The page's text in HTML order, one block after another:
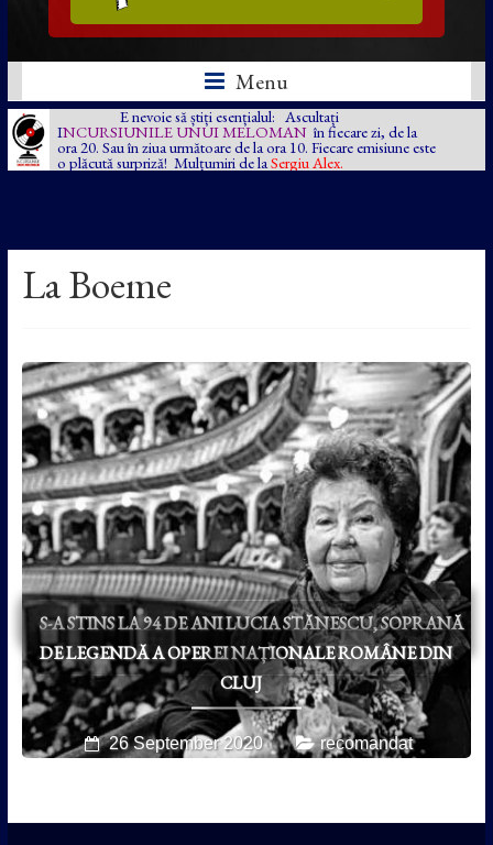
Menu
E nevoie să știți esențialul: Ascultați
INCURSIUNILE UNUI MELOMAN în fiecare zi, de la
ora 20. Sau în ziua următoare de la ora 10. Fiecare emisiune este
o plăcută surpriză! Mulțumiri de la Sergiu Alex.
La Boeme
S-A STINS LA 94 DE ANI LUCIA STĂNESCU, SOPRANĂ
DE LEGENDĂ A OPEREI NAȚIONALE ROMÂNE DIN
CLUJ
26 September 2020 recomandat